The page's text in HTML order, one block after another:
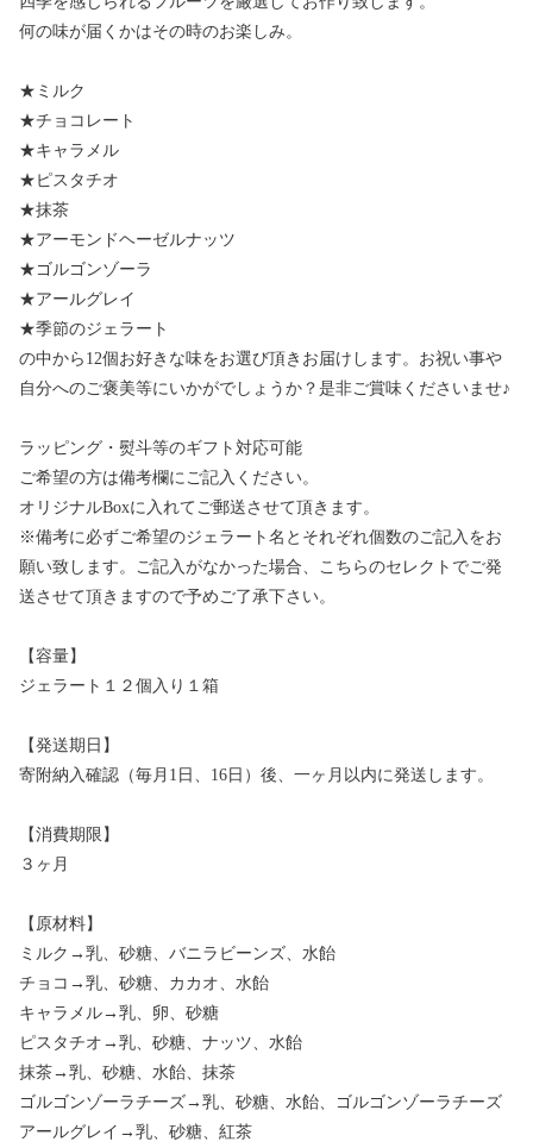
何の味が届くかはその時のお楽しみ。
★ミルク
★チョコレート
★キャラメル
★ピスタチオ
★抹茶
★アーモンドヘーゼルナッツ
★ゴルゴンゾーラ
★アールグレイ
★季節のジェラート
の中から12個お好きな味をお選び頂きお届けします。お祝い事や
自分へのご褒美等にいかがでしょうか？是非ご賞味くださいませ♪
ラッピング・熨斗等のギフト対応可能
ご希望の方は備考欄にご記入ください。
オリジナルBoxに入れてご郵送させて頂きます。
※備考に必ずご希望のジェラート名とそれぞれ個数のご記入をお
願い致します。ご記入がなかった場合、こちらのセレクトでご発
送させて頂きますので予めご了承下さい。
【容量】
ジェラート１２個入り１箱
【発送期日】
寄附納入確認（毎月1日、16日）後、一ヶ月以内に発送します。
【消費期限】
３ヶ月
【原材料】
ミルク→乳、砂糖、バニラビーンズ、水飴
チョコ→乳、砂糖、カカオ、水飴
キャラメル→乳、卵、砂糖
ピスタチオ→乳、砂糖、ナッツ、水飴
抹茶→乳、砂糖、水飴、抹茶
ゴルゴンゾーラチーズ→乳、砂糖、水飴、ゴルゴンゾーラチーズ
アールグレイ→乳、砂糖、紅茶